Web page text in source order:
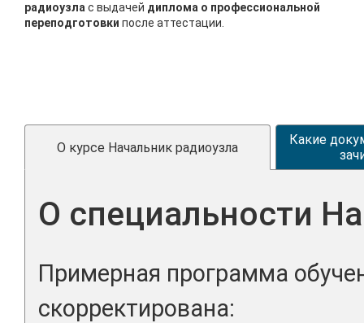
радиоузлас выдачей диплома о профессиональной
переподготовки после аттестации.
О курсе Начальник радиоузла
Какие
О специальности
Примерная программа
скорректирована: